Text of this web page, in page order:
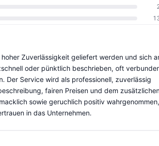
Zuverlässigkeit geliefert werden und sich
oder pünktlich beschrieben, oft
Der Service wird als professionell, zuverlässig
fairen Preisen und dem
sowie geruchlich positiv wahrgenommen,
in das Unternehmen.